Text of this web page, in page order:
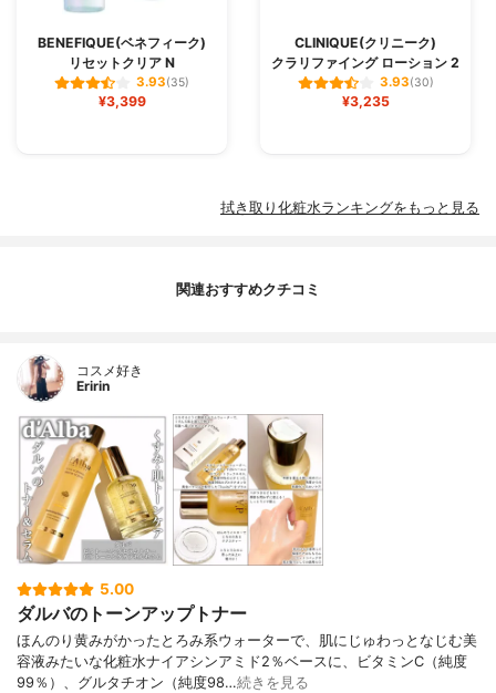
BENEFIQUE(ベネフィーク)
リセットクリア N
3.93(35)
¥3,399
CLINIQUE(クリニーク)
クラリファイング ローション 2
3.93(30)
¥3,235
拭き取り化粧水ランキングをもっと見る
関連おすすめクチコミ
コスメ好き
Eririn
5.00
ダルバのトーンアップトナー
ほんのり黄みがかったとろみ系ウォーターで、肌にじゅわっとなじむ美
容液みたいな化粧水ナイアシンアミド2％ベースに、ビタミンC（純度
99％）、グルタチオン（純度98…続きを見る